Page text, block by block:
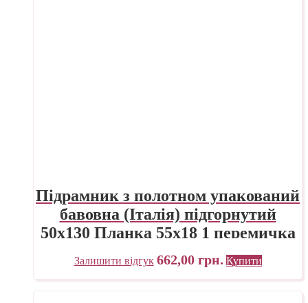
Підрамник з полотном упакований
бавовна (Італія) підгорнутий
50х130 Планка 55х18 1 перемичка
«Трек» Україна
Залишити відгук 662,00 грн. Купити